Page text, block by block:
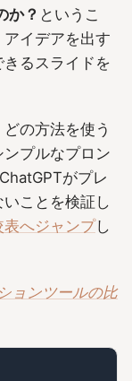
か？ というこ
イデアを出す
るスライドを
の方法を使う
プルなプロン
がプレ
ことを検証し
表へジャンプし
ョンツールの比